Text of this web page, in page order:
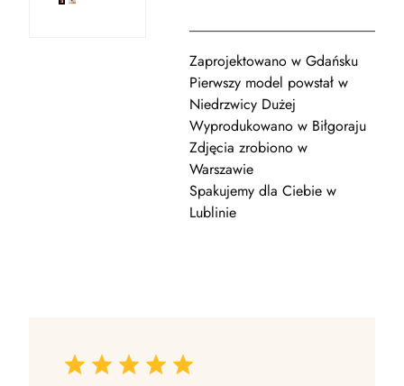
Zaprojektowano w Gdańsku
Pierwszy model powstał w
Niedrzwicy Dużej
Wyprodukowano w Biłgoraju
Zdjęcia zrobiono w
Warszawie
Spakujemy dla Ciebie w
Lublinie